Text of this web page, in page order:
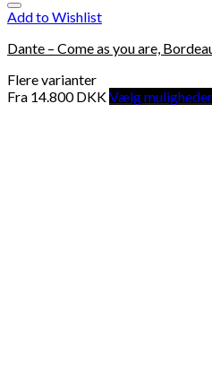
Add to Wishlist
Dante – Come as you are,
Flere varianter
Fra 14.800DKKVælg muligheder